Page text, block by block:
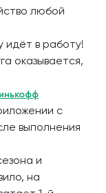
любой
идёт в работу!
оказывается,
с
выполнения
и
на